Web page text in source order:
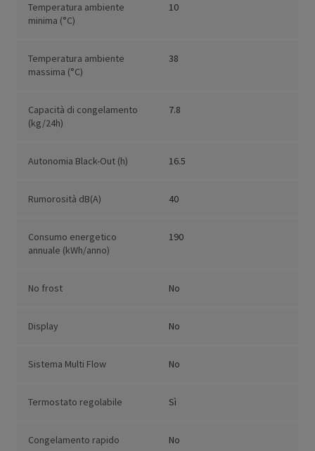
Temperatura ambiente
minima (°C)
10
Temperatura ambiente
massima (°C)
38
Capacità di congelamento
(kg/24h)
7.8
Autonomia Black-Out (h) 16.5
Rumorosità dB(A) 40
Consumo energetico
annuale (kWh/anno)
190
No frost No
Display No
Sistema Multi Flow No
Termostato regolabile Sì
Congelamento rapido No